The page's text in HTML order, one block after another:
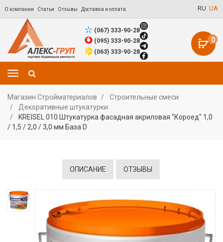
О компании Статьи Отзывы Доставка и оплата RU UA
0
(067) 333-90-28
(095) 333-90-28
(063) 333-90-28
Магазин Стройматериалов
Строительные смеси
Декоративные штукатурки
KREISEL 010 Штукатурка фасадная акриловая "Короед" 1,0
/ 1,5 / 2,0 / 3,0 мм База D
ОПИСАНИЕ ОТЗЫВЫ